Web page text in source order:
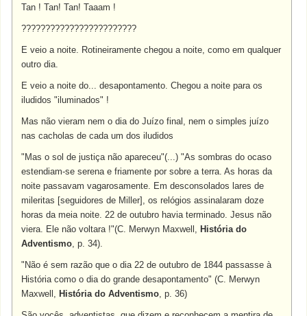
Tan ! Tan! Tan! Taaam !
????????????????????????
E veio a noite. Rotineiramente chegou a noite, como em qualquer
outro dia.
E veio a noite do... desapontamento. Chegou a noite para os
iludidos "iluminados" !
Mas não vieram nem o dia do Juízo final, nem o simples juízo
nas cacholas de cada um dos iludidos
"Mas o sol de justiça não apareceu"(...) "As sombras do ocaso
estendiam-se serena e friamente por sobre a terra. As horas da
noite passavam vagarosamente. Em desconsolados lares de
mileritas [seguidores de Miller], os relógios assinalaram doze
horas da meia noite. 22 de outubro havia terminado. Jesus não
viera. Ele não voltara !"(C. Merwyn Maxwell, História do
Adventismo, p. 34).
"Não é sem razão que o dia 22 de outubro de 1844 passasse à
História como o dia do grande desapontamento" (C. Merwyn
Maxwell, História do Adventismo, p. 36)